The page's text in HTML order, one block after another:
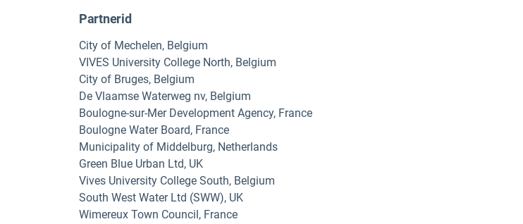
Partnerid
City of Mechelen, Belgium
VIVES University College North, Belgium
City of Bruges, Belgium
De Vlaamse Waterweg nv, Belgium
Boulogne-sur-Mer Development Agency, France
Boulogne Water Board, France
Municipality of Middelburg, Netherlands
Green Blue Urban Ltd, UK
Vives University College South, Belgium
South West Water Ltd (SWW), UK
Wimereux Town Council, France